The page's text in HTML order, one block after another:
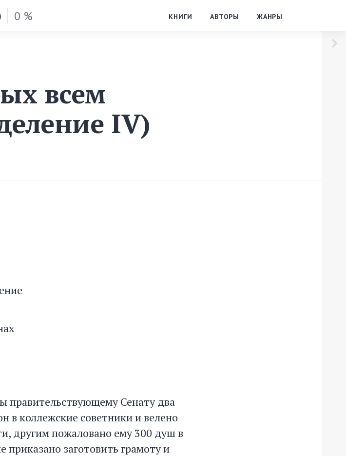
0 % КНИГИ АВТОРЫ ЖАНРЫ
всем
IV)
правительствующему Сенату два
в коллежские советники и велено
другим пожаловано ему 300 душ в
приказано заготовить грамоту и